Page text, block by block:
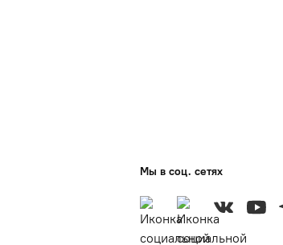
Мы в соц. сетях